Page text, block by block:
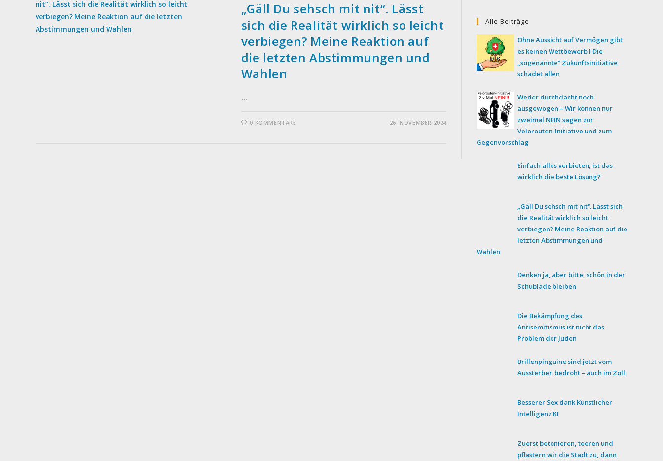
„Gäll Du sehsch mit nit“. Lässt
sich die Realität wirklich so leicht
verbiegen? Meine Reaktion auf
die letzten Abstimmungen und
Wahlen
…
0 KOMMENTARE 26. NOVEMBER 2024
Alle Beiträge
Ohne Aussicht auf Vermögen gibt
es keinen Wettbewerb I Die
„sogenannte“ Zukunftsinitiative
schadet allen
Weder durchdacht noch
ausgewogen – Wir können nur
zweimal NEIN sagen zur
Velorouten-Initiative und zum
Gegenvorschlag
Einfach alles verbieten, ist das
wirklich die beste Lösung?
„Gäll Du sehsch mit nit“. Lässt sich
die Realität wirklich so leicht
verbiegen? Meine Reaktion auf die
letzten Abstimmungen und
Wahlen
Denken ja, aber bitte, schön in der
Schublade bleiben
Die Bekämpfung des
Antisemitismus ist nicht das
Problem der Juden
Brillenpinguine sind jetzt vom
Aussterben bedroht – auch im Zolli
Besserer Sex dank Künstlicher
Intelligenz KI
Zuerst betonieren, teeren und
pflastern wir die Stadt zu, dann